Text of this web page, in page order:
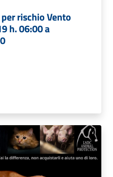
rischio Vento
h. 06:00 a